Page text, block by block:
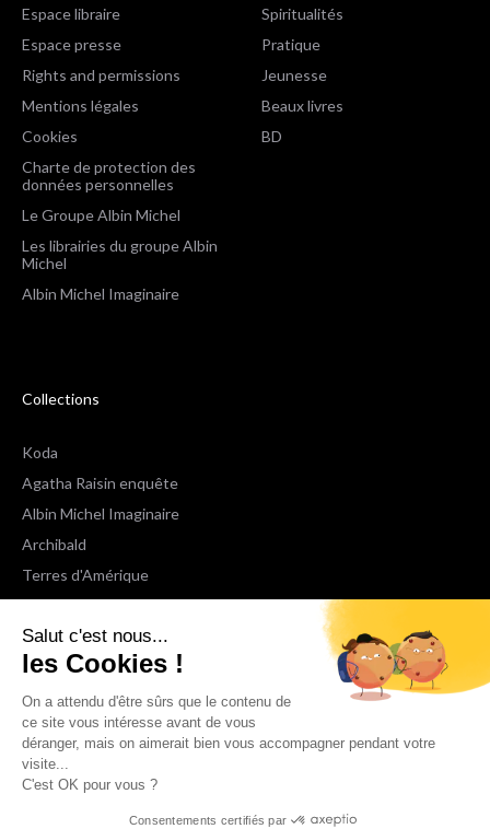
Salut c'est nous...
les Cookies !
On a attendu d'être sûrs que le contenu de
ce site vous intéresse avant de vous
déranger, mais on aimerait bien vous accompagner pendant votre
visite...
C'est OK pour vous ?
Consentements certifiés par
Espace libraire
Espace presse
Rights and permissions
Mentions légales
Cookies
Charte de protection des
données personnelles
Le Groupe Albin Michel
Les librairies du groupe Albin
Michel
Albin Michel Imaginaire
Spiritualités
Pratique
Jeunesse
Beaux livres
BD
Collections
Koda
Agatha Raisin enquête
Albin Michel Imaginaire
Archibald
Terres d'Amérique
Espaces Libres Poche
NOX
Wiz
Voir toutes les collections
Nous suivre